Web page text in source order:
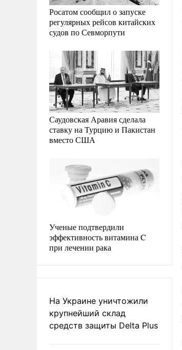
Росатом сообщил о запуске
регулярных рейсов китайских
судов по Севморпути
Саудовская Аравия сделала
ставку на Турцию и Пакистан
вместо США
Ученые подтвердили
эффективность витамина C
при лечении рака
На Украине уничтожили
крупнейший склад
средств защиты Delta Plus